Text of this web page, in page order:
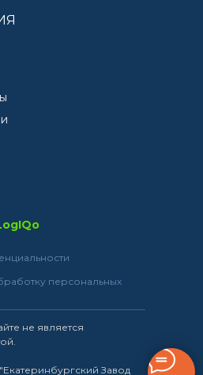
персональных
Завод
не является